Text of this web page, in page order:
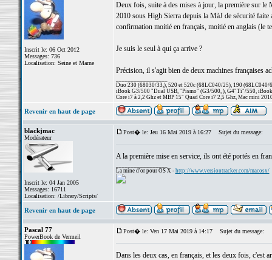
Inscrit le: 06 Oct 2012
Messages: 736
Localisation: Seine et Marne
Deux fois, suite à des mises à jour, la première sur
2010 sous High Sierra depuis la MàJ de sécurité faite
confirmation moitié en français, moitié en anglais (le
Je suis le seul à qui ça arrive ?
Précision, il s'agit bien de deux machines françaises
Duo 230 (68030/33,), 520 et 520c (68LC040/25), 190 (68LC040/
iBook G3/500 "Dual USB, "Pismo" (G3/500, ), G4"Ti"/550,
Core i7 à 2,2 Ghz et MBP 15" Quad Core i7 2,5 Ghz, Mac mini
Revenir en haut de page
blackjmac
Modérateur
Inscrit le: 04 Jan 2005
Messages: 16711
Localisation: /Library/Scripts/
Post� le: Jeu 16 Mai 2019 à 16:27 Sujet du message:
A la première mise en service, ils ont été portés en
La mine d'or pour OS X - http://www.versiontracker.com/macosx/
Revenir en haut de page
Pascal 77
PowerBook de Vermeil
Post� le: Ven 17 Mai 2019 à 14:17 Sujet du message:
Dans les deux cas, en français, et les deux fois, c'est